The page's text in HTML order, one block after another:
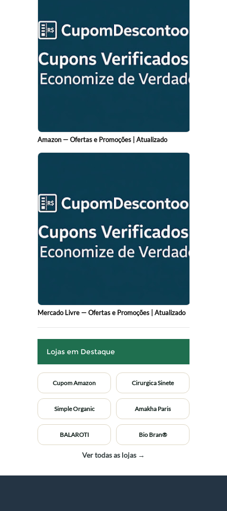
Amazon — Ofertas e Promoções | Atualizado
Mercado Livre — Ofertas e Promoções | Atualizado
Lojas em Destaque
Cupom Amazon Cirurgica Sinete
Simple Organic Amakha Paris
BALAROTI Bio Bran®
Ver todas as lojas →